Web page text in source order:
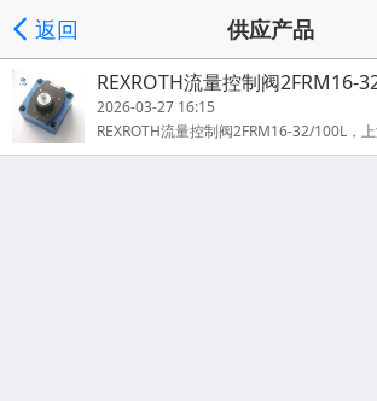
返回 供应产品
REXROTH流量控制阀2FRM16-
2026-03-27 16:15
REXROTH流量控制阀2FRM16-32/100L，
司主营产品，销售热线：13524123009；